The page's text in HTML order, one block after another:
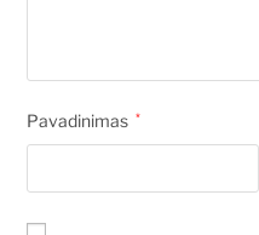
Pavadinimas *